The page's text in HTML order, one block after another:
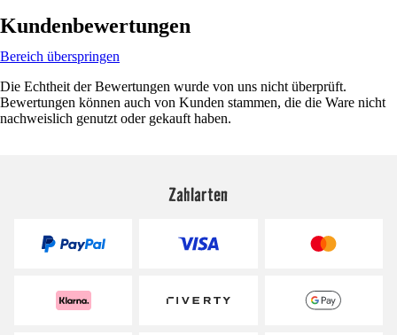
Kundenbewertungen
Bereich überspringen
Die Echtheit der Bewertungen wurde von uns nicht überprüft.
Bewertungen können auch von Kunden stammen, die die Ware nicht
nachweislich genutzt oder gekauft haben.
Zahlarten